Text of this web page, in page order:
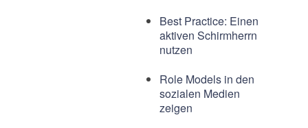
Best Practice: Einen
aktiven Schirmherrn
nutzen
Role Models in den
sozialen Medien
zeigen